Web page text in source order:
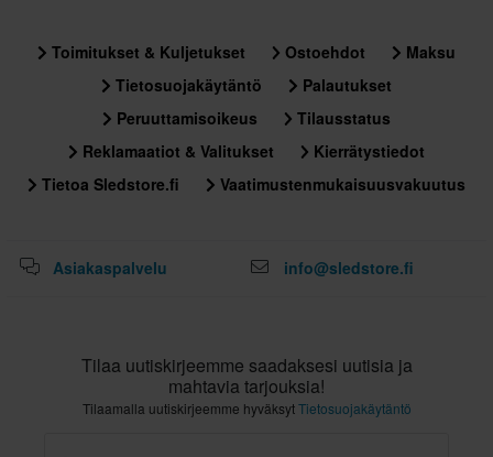
Toimitukset & Kuljetukset Ostoehdot
Maksu
Tietosuojakäytäntö
Palautukset
Peruuttamisoikeus
Tilausstatus
Reklamaatiot & Valitukset
Kierrätystiedot
Tietoa Sledstore.fi
Vaatimustenmukaisuusvakuutus
Asiakaspalvelu info@sledstore.fi
Tilaa uutiskirjeemme saadaksesi uutisia ja
mahtavia tarjouksia!
Tilaamalla uutiskirjeemme hyväksytTietosuojakäytäntö